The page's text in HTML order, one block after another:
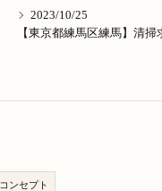
2023/10/25
コンセプト